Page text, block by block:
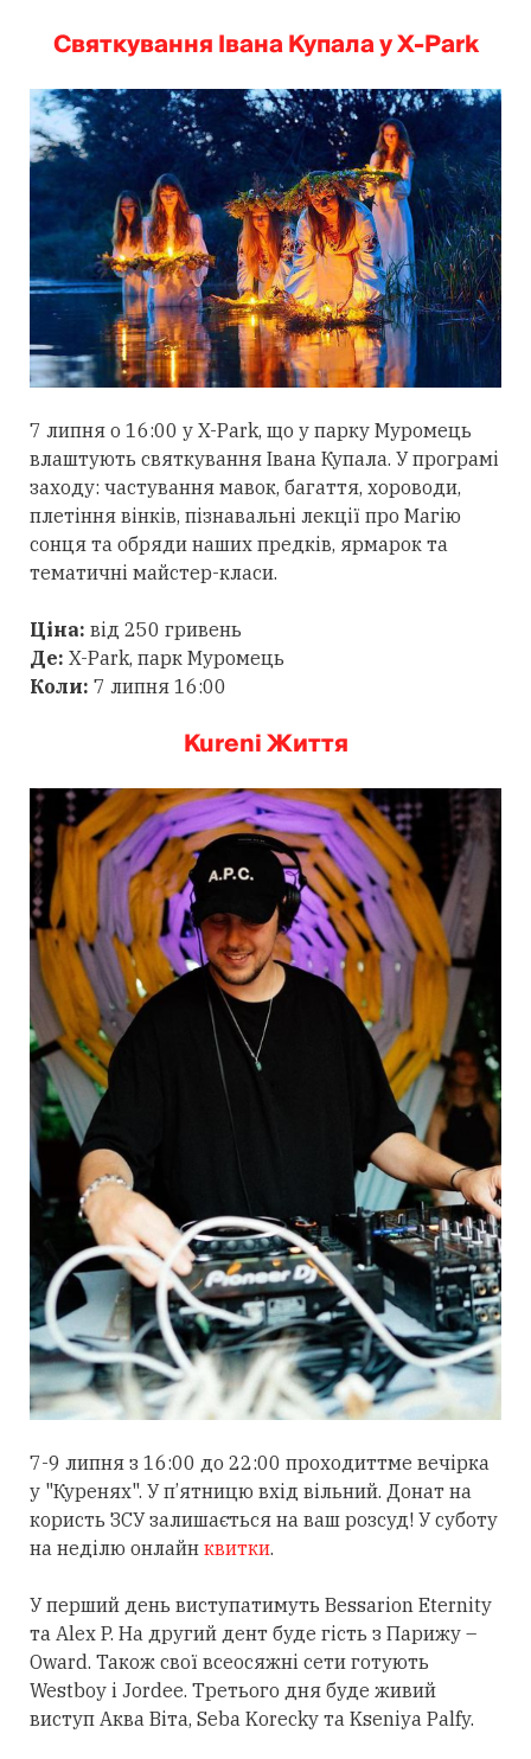
Святкування Івана Купала у X-Park
7 липня о 16:00 у X-Park, що у парку Муромець
влаштують святкування Івана Купала. У програмі
заходу: частування мавок, багаття, хороводи,
плетіння вінків, пізнавальні лекції про Магію
сонця та обряди наших предків, ярмарок та
тематичні майстер-класи.
Ціна: від 250 гривень
Де: X-Park, парк Муромець
Коли: 7 липня 16:00
Kureni Життя
7-9 липня з 16:00 до 22:00 проходиттме вечірка
у "Куренях". У п’ятницю вхід вільний. Донат на
користь ЗСУ залишається на ваш розсуд! У суботу
на неділю онлайн квитки.
У перший день виступатимуть Bеssarion Eternity
та Alex P. На другий дент буде гість з Парижу –
Oward. Також свої всеосяжні сети готують
Westboy і Jordee. Третього дня буде живий
виступ Аква Віта, Seba Korecky та Kseniya Palfy.